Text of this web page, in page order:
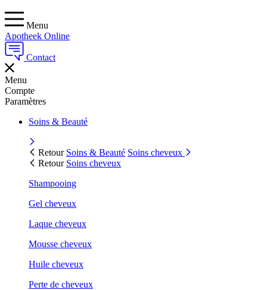
Menu
Apotheek Online
Contact
Menu
Compte
Paramètres
Soins & Beauté
Retour Soins & Beauté Soins cheveux
Retour Soins cheveux
Shampooing
Gel cheveux
Laque cheveux
Mousse cheveux
Huile cheveux
Perte de cheveux